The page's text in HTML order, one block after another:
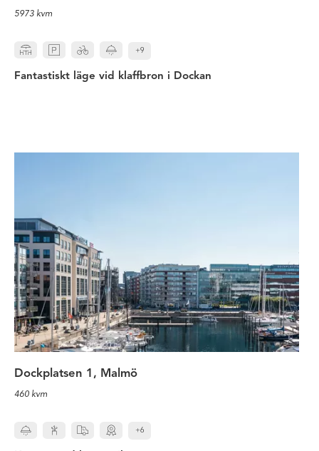
5973 kvm
+9
Fantastiskt läge vid klaffbron i Dockan
Dockplatsen 1, Malmö
460 kvm
+6